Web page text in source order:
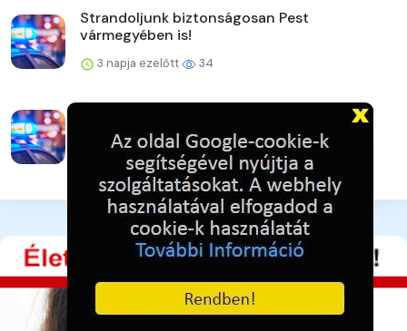
Strandoljunk biztonságosan Pest
vármegyében is!
3 napja ezelőtt 34
hőségben is!
3 napja ezelőtt 34